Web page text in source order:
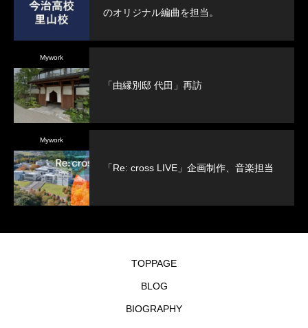
のオリジナル編曲を担当。
Mywork
「由縁別邸 代田」再訪
Mywork
「Re: cross LIVE」企画制作、音楽担当
TOPPAGE
BLOG
BIOGRAPHY